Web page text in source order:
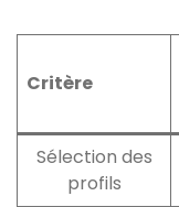
Critère
Sélection des
profils